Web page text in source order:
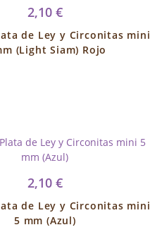
2,10 €
de Ley y Circonitas mini
(Light Siam) Rojo
2,10 €
de Ley y Circonitas mini
5 mm (Azul)